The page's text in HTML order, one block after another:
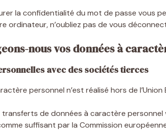
la confidentialité du mot de passe
ordinateur, n’oubliez pas de vous
nous vos données à
avec des sociétés tierces
personnel n’est réalisé hors de l’Union
transferts de données à caractère
suffisant par la Commission